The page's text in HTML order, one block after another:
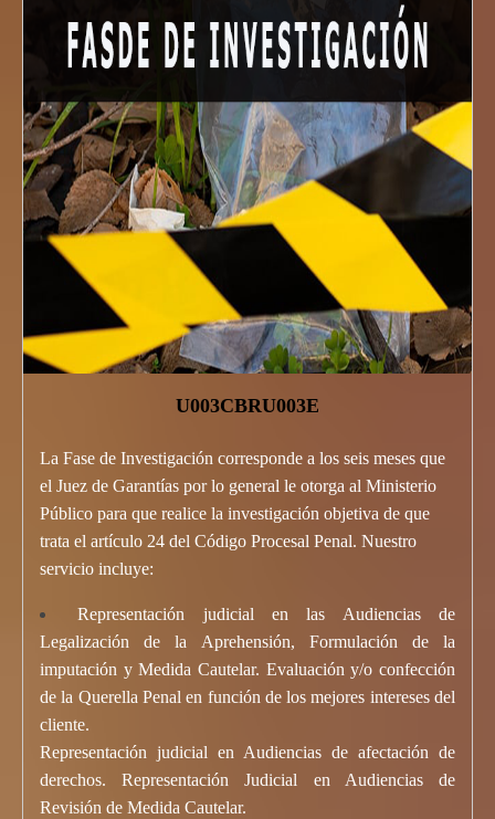
U003CBRU003E
La Fase de Investigación corresponde a los seis meses que
el Juez de Garantías por lo general le otorga al Ministerio
Público para que realice la investigación objetiva de que
trata el artículo 24 del Código Procesal Penal. Nuestro
servicio incluye:
Representación judicial en las Audiencias de
Legalización de la Aprehensión, Formulación de la
imputación y Medida Cautelar. Evaluación y/o confección
de la Querella Penal en función de los mejores intereses del
cliente.
Representación judicial en Audiencias de afectación de
derechos. Representación Judicial en Audiencias de
Revisión de Medida Cautelar.